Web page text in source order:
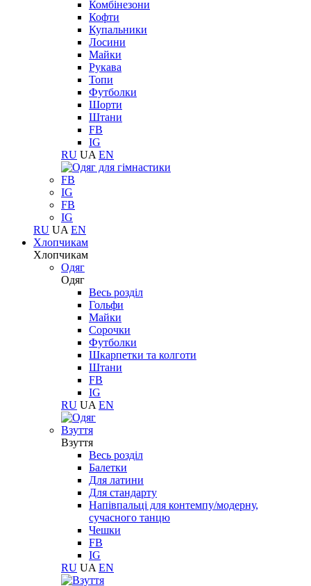
Комбінезони
Кофти
Купальники
Лосини
Майки
Рукава
Топи
Футболки
Шорти
Штани
FB
IG
RU UA EN
FB
IG
FB
IG
RU UA EN
Хлопчикам
Хлопчикам
Одяг
Одяг
Весь розділ
Гольфи
Майки
Сорочки
Футболки
Шкарпетки та колготи
Штани
FB
IG
RU UA EN
Взуття
Взуття
Весь розділ
Балетки
Для латини
Для стандарту
Напівпальці для контемпу/модерну,
сучасного танцю
Чешки
FB
IG
RU UA EN